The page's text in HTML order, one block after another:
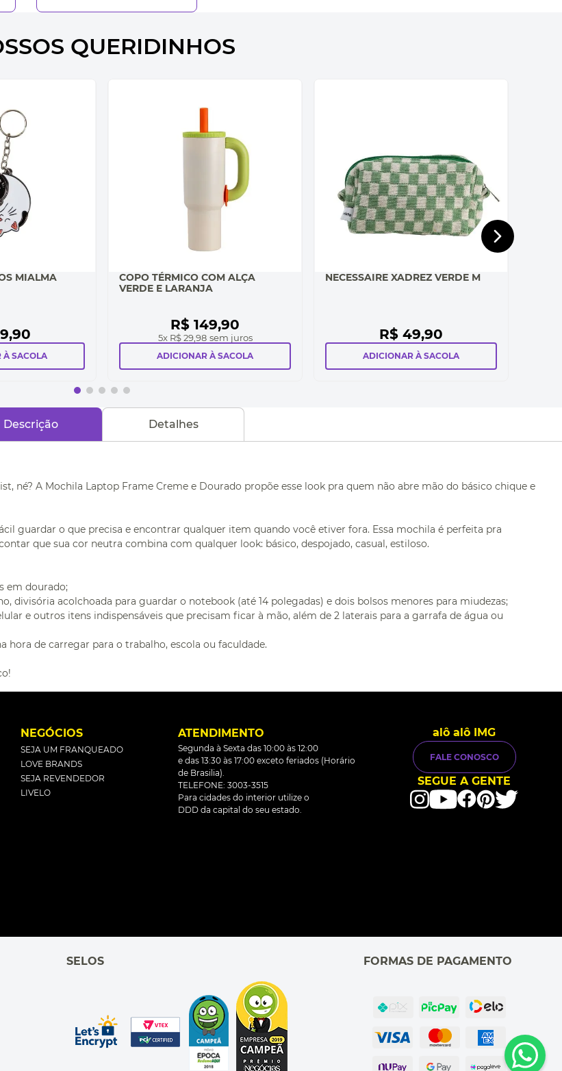
QUERIDINHOS
MIALMA
,90
À SACOLA
COPO TÉRMICO COM ALÇA
VERDE E LARANJA
R$ 149,90
5x R$ 29,98 sem juros
ADICIONAR À SACOLA
NECESSAIRE XADREZ VERDE M
R$ 49,90
ADICIONAR À SACOLA
Descrição Detalhes
né? A Mochila Laptop Frame Creme e Dourado propõe esse look pra quem não abre mão do básico chique e
guardar o que precisa e encontrar qualquer item quando você etiver fora. Essa mochila é perfeita pra
que sua cor neutra combina com qualquer look: básico, despojado, casual, estiloso.
em dourado;
acolchoada para guardar o notebook (até 14 polegadas) e dois bolsos menores para miudezas;
e outros itens indispensáveis que precisam ficar à mão, além de 2 laterais para a garrafa de água ou
de carregar para o trabalho, escola ou faculdade.
NEGÓCIOS
SEJA UM FRANQUEADO
LOVE BRANDS
SEJA REVENDEDOR
LIVELO
ATENDIMENTO
Segunda à Sexta das 10:00 às 12:00
e das 13:30 às 17:00 exceto feriados (Horário
de Brasilia).
TELEFONE: 3003-3515
Para cidades do interior utilize o
DDD da capital do seu estado.
alô alô IMG
FALE CONOSCO
SEGUE A GENTE
SELOS FORMAS DE PAGAMENTO